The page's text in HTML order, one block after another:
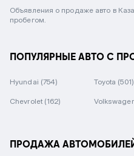
Объявления о продаже авто в
пробегом.
ПОПУЛЯРНЫЕ АВТО С
Hyundai (754) Toyota (501)
Chevrolet (162)
ПРОДАЖА